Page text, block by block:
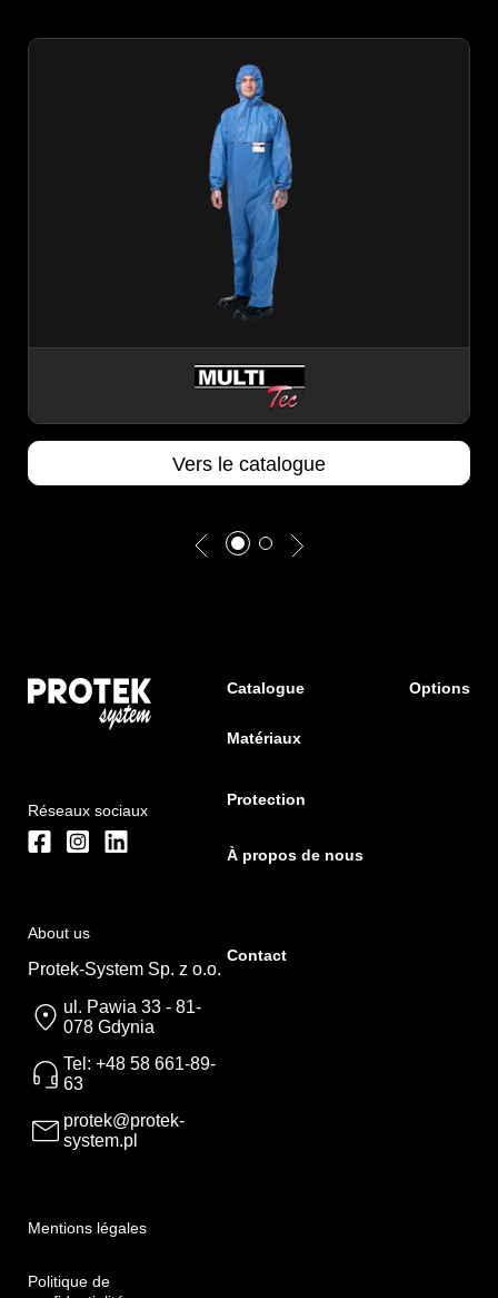
Vers le catalogue
Réseaux sociaux
About us
Protek-System Sp. z o.o.
ul. Pawia 33 - 81-
078 Gdynia
Tel: +48 58 661-89-
63
protek@protek-
system.pl
Mentions légales
Politique de
Catalogue Options
Matériaux
Protection
À propos de nous
Contact